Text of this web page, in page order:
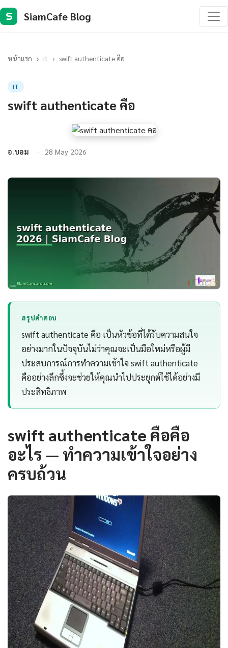
S SiamCafe Blog
หน้าแรก › it › swift authenticate คือ
IT
swift authenticate คือ
อ.บอม 28 May 2026
สรุปคำตอบ
swift authenticate คือ เป็นหัวข้อที่ได้รับความสนใจ
อย่างมากในปัจจุบันไม่ว่าคุณจะเป็นมือใหม่หรือผู้มี
ประสบการณ์การทำความเข้าใจ swift authenticate
คืออย่างลึกซึ้งจะช่วยให้คุณนำไปประยุกต์ใช้ได้อย่างมี
ประสิทธิภาพ
swift authenticate คือคือ
อะไร — ทำความเข้าใจอย่าง
ครบถ้วน